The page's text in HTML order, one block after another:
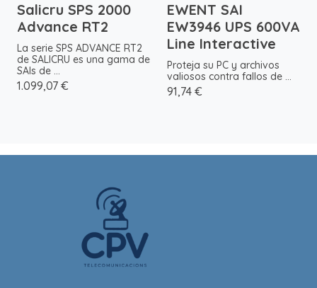
Salicru SPS 2000
Advance RT2
La serie SPS ADVANCE RT2
de SALICRU es una gama de
SAIs de ...
1.099,07 €
EWENT SAI
EW3946 UPS 600VA
Line Interactive
Proteja su PC y archivos
valiosos contra fallos de ...
91,74 €